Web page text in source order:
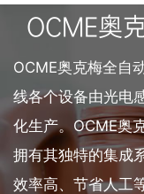
OCME奥
OCME奥克梅全自
线各个设备由光电
化生产。OCME奥
拥有其独特的集成
效率高、节省人工